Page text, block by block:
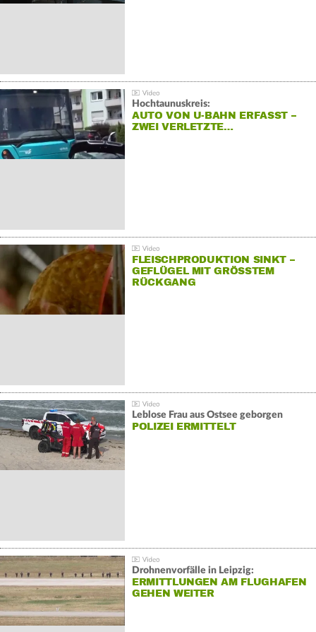
Hochtaunuskreis:
AUTO VON U-BAHN ERFASST –
ZWEI VERLETZTE…
FLEISCHPRODUKTION SINKT –
GEFLÜGEL MIT GRÖSSTEM R
ÜCKGANG
Leblose Frau aus Ostsee geborgen
POLIZEI ERMITTELT
Drohnenvorfälle in Leipzig:
ERMITTLUNGEN AM FLUGHAFEN
GEHEN WEITER